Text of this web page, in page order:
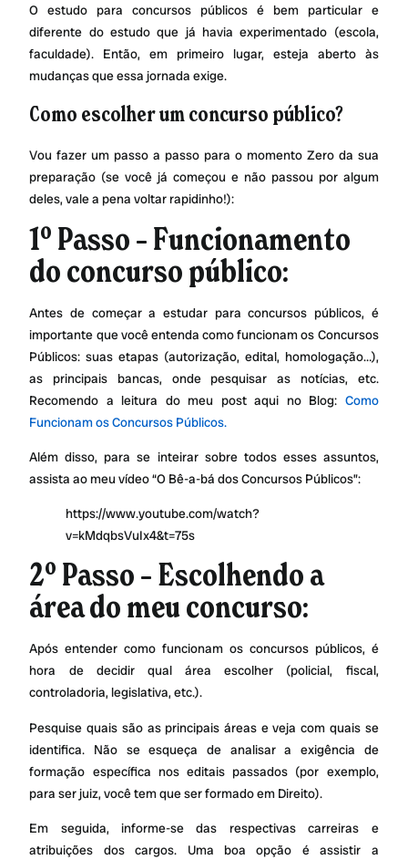
O estudo para concursos públicos é bem particular e
diferente do estudo que já havia experimentado (escola,
faculdade). Então, em primeiro lugar, esteja aberto às
mudanças que essa jornada exige.
Como escolher um concurso público?
Vou fazer um passo a passo para o momento Zero da sua
preparação (se você já começou e não passou por algum
deles, vale a pena voltar rapidinho!):
1º Passo – Funcionamento
do concurso público:
Antes de começar a estudar para concursos públicos, é
importante que você entenda como funcionam os Concursos
Públicos: suas etapas (autorização, edital, homologação…),
as principais bancas, onde pesquisar as notícias, etc.
Recomendo a leitura do meu post aqui no Blog: Como
Funcionam os Concursos Públicos.
Além disso, para se inteirar sobre todos esses assuntos,
assista ao meu vídeo “O Bê-a-bá dos Concursos Públicos”:
https://www.youtube.com/watch?
v=kMdqbsVuIx4&t=75s
2º Passo – Escolhendo a
área do meu concurso:
Após entender como funcionam os concursos públicos, é
hora de decidir qual área escolher (policial, fiscal,
controladoria, legislativa, etc.).
Pesquise quais são as principais áreas e veja com quais se
identifica. Não se esqueça de analisar a exigência de
formação específica nos editais passados (por exemplo,
para ser juiz, você tem que ser formado em Direito).
Em seguida, informe-se das respectivas carreiras e
atribuições dos cargos. Uma boa opção é assistir a